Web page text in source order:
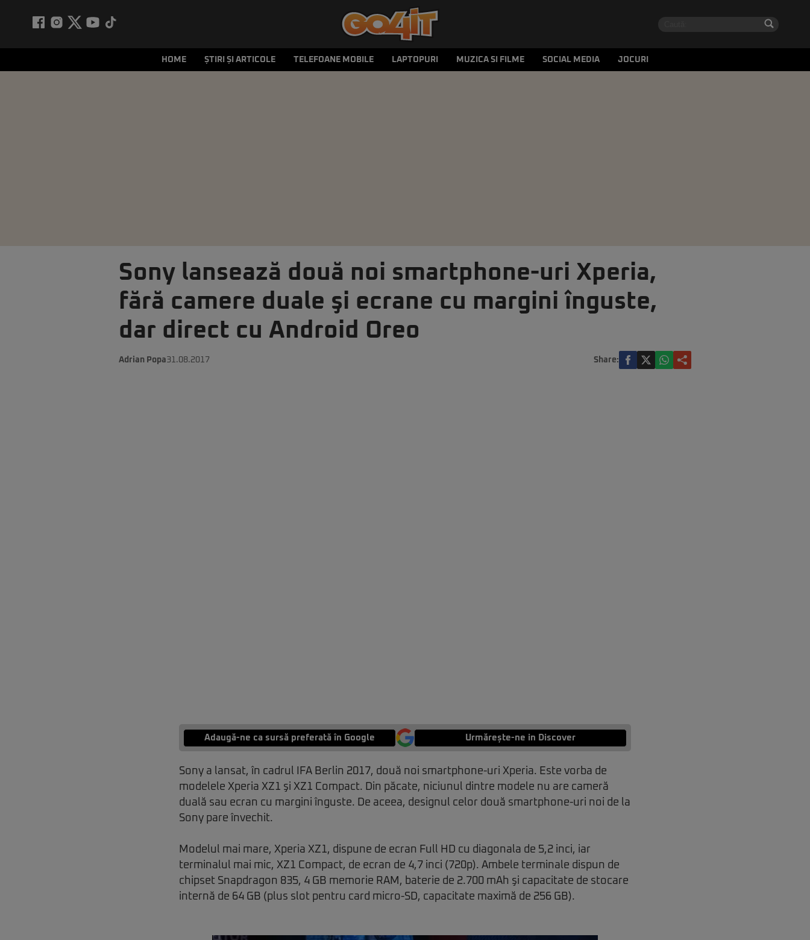
HOME ȘTIRI ȘI ARTICOLE TELEFOANE MOBILE LAPTOPURI MUZICA SI FILME SOCIAL MEDIA JOCURI
Sony lansează două noi smartphone-uri Xperia,
fără camere duale şi ecrane cu margini înguste,
dar direct cu Android Oreo
Adrian Popa31.08.2017 Share:
Adaugă-ne ca sursă preferată în Google Urmărește-ne in Discover
Sony a lansat, în cadrul IFA Berlin 2017, două noi smartphone-uri Xperia. Este vorba de
modelele Xperia XZ1 şi XZ1 Compact. Din păcate, niciunul dintre modele nu are cameră
duală sau ecran cu margini înguste. De aceea, designul celor două smartphone-uri noi de la
Sony pare învechit.
Modelul mai mare, Xperia XZ1, dispune de ecran Full HD cu diagonala de 5,2 inci, iar
terminalul mai mic, XZ1 Compact, de ecran de 4,7 inci (720p). Ambele terminale dispun de
chipset Snapdragon 835, 4 GB memorie RAM, baterie de 2.700 mAh şi capacitate de stocare
internă de 64 GB (plus slot pentru card micro-SD, capacitate maximă de 256 GB).